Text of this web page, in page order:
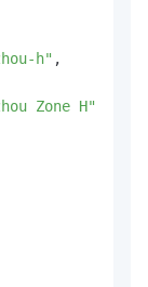
h" ,
Zone H"